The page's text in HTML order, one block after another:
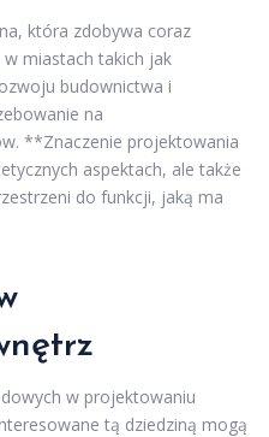
która zdobywa coraz
w miastach takich jak
budownictwa i
na
**Znaczenie projektowania
aspektach, ale także
do funkcji, jaką ma
w projektowaniu
tą dziedziną mogą